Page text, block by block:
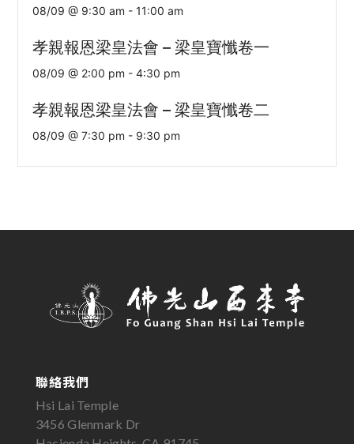
08/09 @ 9:30 am -11:00 am
孝親報恩梁皇法會 – 梁皇寶懺卷一
08/09 @ 2:00 pm -4:30 pm
孝親報恩梁皇法會 – 梁皇寶懺卷二
08/09 @ 7:30 pm - 9:30 pm
聯絡我們
Hsi Lai Temple
3456 Glenmark Dr